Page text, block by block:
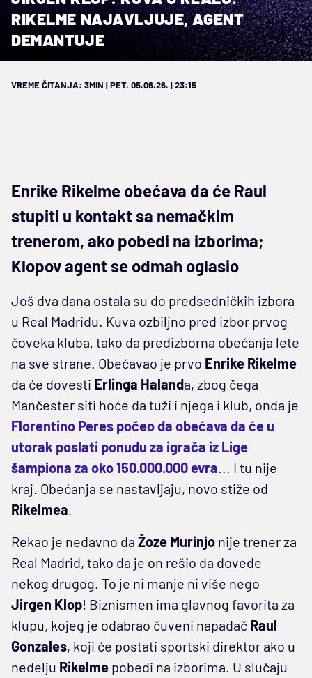
RIKELME NAJAVLJUJE, AGENT
DEMANTUJE
VREME ČITANJA: 3MIN | PET. 05.06.26. | 23:15
Enrike Rikelme obećava da će Raul
stupiti u kontakt sa nemačkim
trenerom, ako pobedi na izborima;
Klopov agent se odmah oglasio
Još dva dana ostala su do predsedničkih izbora
u Real Madridu. Kuva ozbiljno pred izbor prvog
čoveka kluba, tako da predizborna obećanja lete
na sve strane. Obećavao je prvo Enrike Rikelme
da će dovesti Erlinga Halanda, zbog čega
Mančester siti hoće da tuži i njega i klub, onda je
Florentino Peres počeo da obećava da će u
utorak poslati ponudu za igrača iz Lige
šampiona za oko 150.000.000 evra... I tu nije
kraj. Obećanja se nastavljaju, novo stiže od
Rikelmea.
Rekao je nedavno da Žoze Murinjo nije trener za
Real Madrid, tako da je on rešio da dovede
nekog drugog. To je ni manje ni više nego
Jirgen Klop! Biznismen ima glavnog favorita za
klupu, kojeg je odabrao čuveni napadač Raul
Gonzales, koji će postati sportski direktor ako u
nedelju Rikelme pobedi na izborima. U slučaju